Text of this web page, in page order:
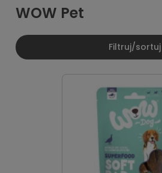
WOW Pet
Filtruj/sortuj